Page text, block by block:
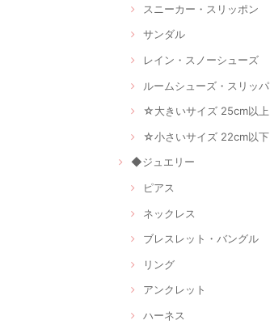
スニーカー・スリッポン
サンダル
レイン・スノーシューズ
ルームシューズ・スリッパ
☆大きいサイズ 25cm以上
☆小さいサイズ 22cm以下
◆ジュエリー
ピアス
ネックレス
ブレスレット・バングル
リング
アンクレット
ハーネス